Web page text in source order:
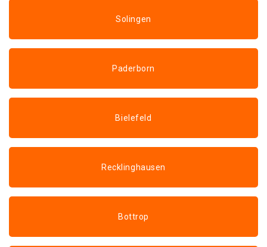
Solingen
Paderborn
Bielefeld
Recklinghausen
Bottrop